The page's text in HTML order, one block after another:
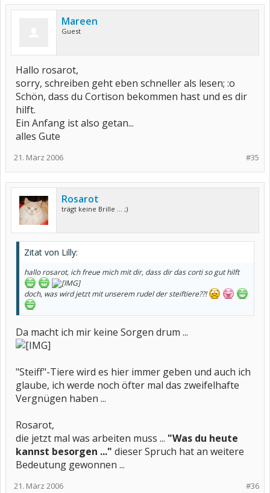
Mareen
Guest
Hallo rosarot,
sorry, schreiben geht eben schneller als lesen; :o
Schön, dass du Cortison bekommen hast und es dir
hilft.
Ein Anfang ist also getan...
alles Gute
#35
21. März 2006
Rosarot
trägt keine Brille ... ;)
Zitat von Lilly:
hallo rosarot, ich freue mich mit dir, dass dir das corti so gut hilft
doch, was wird jetzt mit unserem rudel der steiftiere??!
Da macht ich mir keine Sorgen drum ...
"Steiff"-Tiere wird es hier immer geben und auch ich
glaube, ich werde noch öfter mal das zweifelhafte
Vergnügen haben ...
Rosarot,
die jetzt mal was arbeiten muss ... "Was du heute
kannst besorgen ..." dieser Spruch hat an weitere
Bedeutung gewonnen ...
#36
21. März 2006